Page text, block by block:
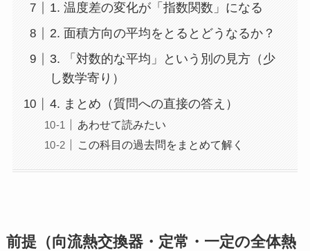
1. 温度差の変化が「指数関数」になる
2. 面積方向の平均をとるとどうなるか？
3. 「対数的な平均」という別の見方（少
し数学寄り）
4. まとめ（質問への直接の答え）
あわせて読みたい
この科目の過去問をまとめて解く
前提（向流熱交換器・定常・一定の全体熱